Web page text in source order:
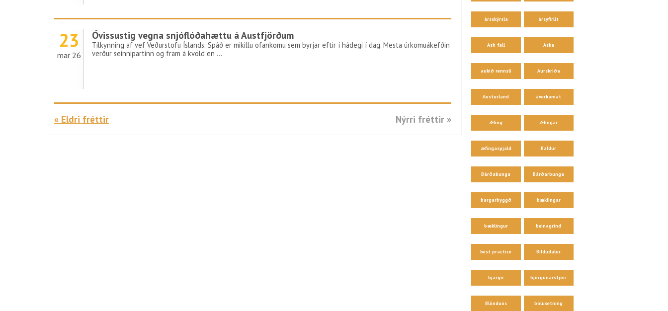
ársskýrsla ársyfirlit
Ash fall Aska
aukið rennsli Aurskriða
Austurland áverkamat
Æfing Æfingar
æfingaspjald Baldur
Bárðabunga Bárðarbunga
bargarbyggð bæklingar
bæklingur beinagrind
best practice Bíldudalur
bjargir björgunarstjóri
Blönduós bólusetning
23
mar 26
Óvissustig vegna snjóflóðahættu á Austfjörðum
Tilkynning af vef Veðurstofu Íslands: Spáð er mikillu ofankomu sem byrjar eftir í hádegi í dag. Mesta úrkomuákefðin
verður seinnipartinn og fram á kvöld en …
« Eldri fréttir Nýrri fréttir »